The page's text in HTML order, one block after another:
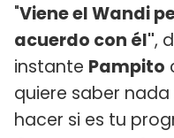
"Viene el Wandi
acuerdo con él",
instante Pampito
quiere saber nada
hacer si es tu